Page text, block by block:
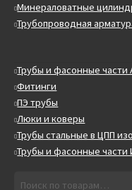
Минераловатные
Трубопроводная
Трубы и фасонные
Фитинги
ПЭ трубы
Люки и коверы
Трубы стальные в ЦПП
Трубы и фасонные